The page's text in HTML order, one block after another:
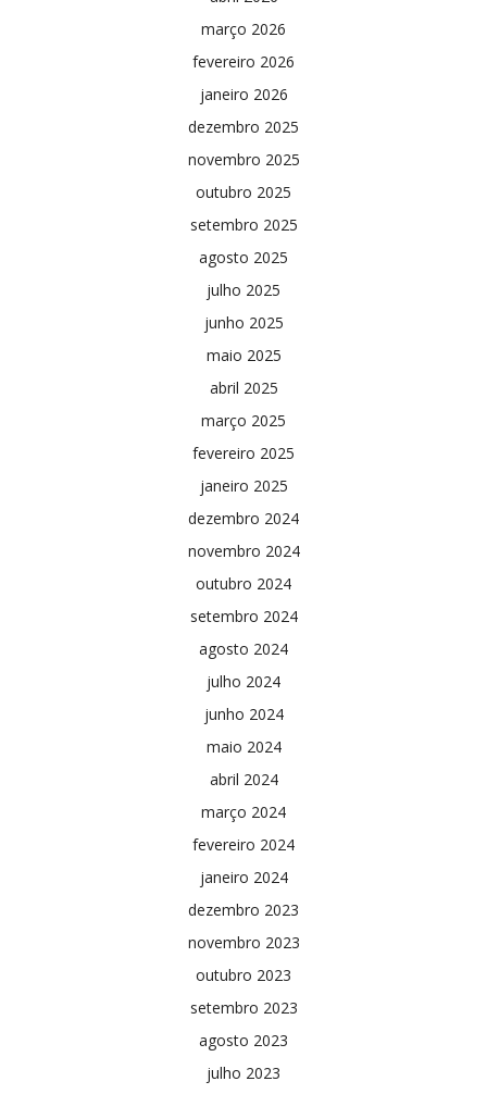
março 2026
fevereiro 2026
janeiro 2026
dezembro 2025
novembro 2025
outubro 2025
setembro 2025
agosto 2025
julho 2025
junho 2025
maio 2025
abril 2025
março 2025
fevereiro 2025
janeiro 2025
dezembro 2024
novembro 2024
outubro 2024
setembro 2024
agosto 2024
julho 2024
junho 2024
maio 2024
abril 2024
março 2024
fevereiro 2024
janeiro 2024
dezembro 2023
novembro 2023
outubro 2023
setembro 2023
agosto 2023
julho 2023